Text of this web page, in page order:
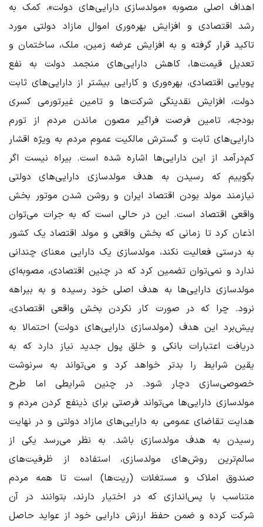
اهداف اصلی مصوبه «مولدسازی دارایی‌های دولت»، کمک به
رشد اقتصادی و افزایش بهره‌وری اموال مازاد دولتی مورد
تاکید قرار گرفته و به افزایش عرضه زمین، ملک، ساختمان و
تعدیل قیمت‌ها، کاهش دارایی‌های منجمد دولت به نفع
پویایی اقتصادی، بهره‌وری و کارایی بیشتر از دارایی‌های ثابت
دولت، افزایش نقدینگی شرکت‌ها و تامین غیرتورمی کسری
بودجه، تامین فرصت فراگیر مصون ماندن مردم از تورم
دارایی‌های ثابت و گسترش مالکیت عموم مردم به ویژه اقشار
کم‌درآمد از این دارایی‌ها اشاره شده است. بیراه نیست اگر
بگوییم که رسیدن به هدف مولدسازی دارایی‌های دولتی
نیازمند مولد بودن اقتصاد ایران و روشن شدن موتور بخش
واقعی اقتصاد است. این در حالی است که به جرات می‌توان
اذعان کرد تا زمانی که بخش واقعی و مولد اقتصاد یک کشور
به درستی فعالیت نکند، مولدسازی یک دارایی معنای چندانی
ندارد و نمی‌توان تضمین کرد که در چنین اقتصادی، مصوبه‌ای
مولدسازی دارایی‌ها به هدف اصلی خود رسیده و به بیراهه
نرود. چرا که در صورت کار نکردن بخش واقعی اقتصادی،
پیش‌برد این هدف (مولدسازی دارایی‌های دولت) احتمالا به
دریافت اعتبارات بانکی و خلق پول جدید نیاز دارد که به
یقین شرایط را بدتر خواهد کرد و می‌تواند به سرنوشت
خصوصی‌سازی دچار شود. در چنین شرایطی اما طرح
مولدسازی دارایی‌ها می‌تواند فرصتی برای ذینفع کردن مردم و
هدایت تقاضای عمومی به دارایی‌های مازاد دولتی و در نهایت
رسیدن به هدف مولدسازی باشد. به نظر می‌رسد یکی از
سالم‌ترین روش‌های مولدسازی، استفاده از ظرفیت‌های
صندوق‌ املاک و مستغلات (ریت‌ها) است تا همه مردم
متناسب با پس‌اندازی که در اختیار دارند، بتوانند در آن
شرکت کرده و ضمن حفظ ارزش دارایی خود از عواید حاصل